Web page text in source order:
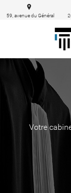
59, avenue du Général
Votre